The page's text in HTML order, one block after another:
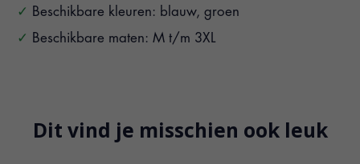
Beschikbare kleuren: blauw, groen
Beschikbare maten: M t/m 3XL
Dit vind je misschien ook leuk